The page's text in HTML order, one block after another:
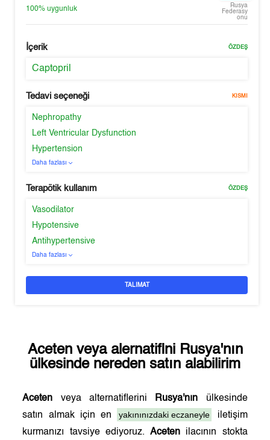
100%uygunluk
Rusya
Federasy
onu
İçerik ÖZDEŞ
Captopril
Tedavi seçeneği KISMI
Nephropathy
Left Ventricular Dysfunction
Hypertension
Daha fazlası
Terapötik kullanım ÖZDEŞ
Vasodilator
Hypotensive
Antihypertensive
Daha fazlası
TALIMAT
Acetenveya alernatifini Rusya'nın
ülkesinde nereden satın alabilirim
Aceten veya alternatiflerini Rusya'nın ülkesinde
satın almak için en
yakınınızdaki eczaneyle
iletişim
kurmanızı tavsiye ediyoruz.Aceten ilacının stokta